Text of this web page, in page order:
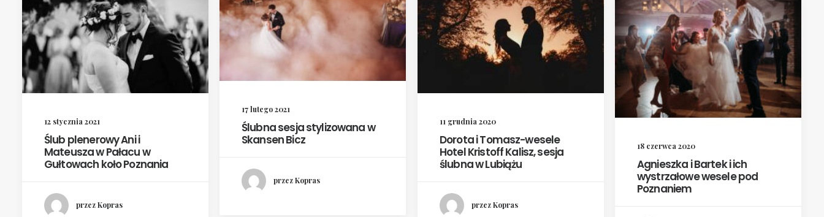
17 lutego 2021
Ślubna sesja stylizowana w
Skansen Bicz
przez Kopras
12 stycznia 2021
Ślub plenerowy Ani i
Mateusza w Pałacu w
Gułtowach koło Poznania
przez Kopras
11 grudnia 2020
Dorota i Tomasz-wesele
Hotel Kristoff Kalisz, sesja
ślubna w Lubiążu
przez Kopras
18 czerwca 2020
Agnieszka i Bartek i ich
wystrzałowe wesele pod
Poznaniem